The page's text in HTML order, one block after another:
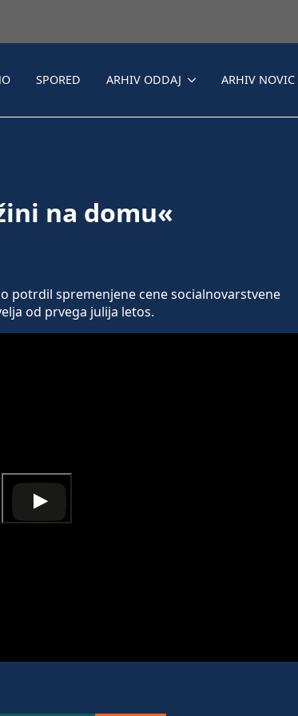
SPORED ARHIV ODDAJ ARHIV NOVIC
na domu«
potrdil spremenjene cene socialnovarstvene
od prvega julija letos.